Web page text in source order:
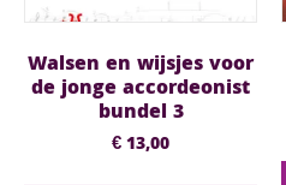
Walsen en wijsjes voor
de jonge accordeonist
bundel 3
€13,00